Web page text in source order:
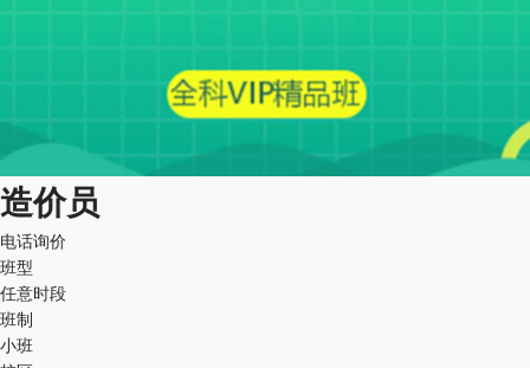
造价员
电话询价
班型
任意时段
班制
小班